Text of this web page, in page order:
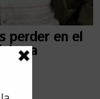
perder en el